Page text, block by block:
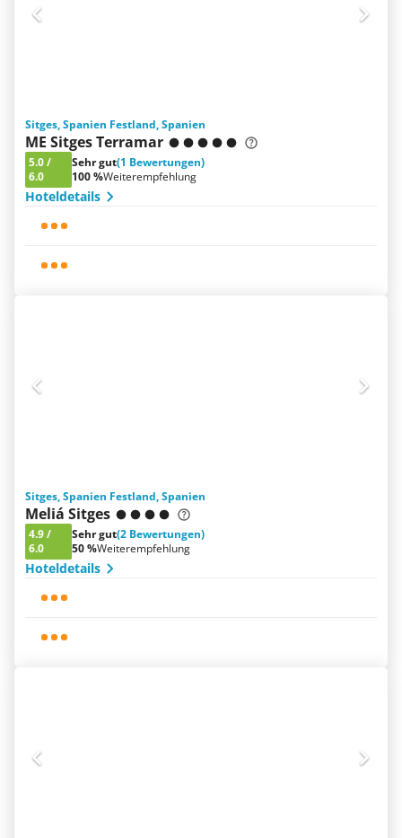
Sitges, Spanien Festland, Spanien
ME Sitges Terramar
5.0/
6.0
Sehr gut(1 Bewertungen)
100 %Weiterempfehlung
Hoteldetails
Sitges, Spanien Festland, Spanien
Meliá Sitges
4.9/
6.0
Sehr gut(2 Bewertungen)
50 %Weiterempfehlung
Hoteldetails